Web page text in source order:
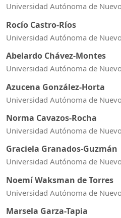
Universidad Autónoma de
Rocío Castro-Ríos
Universidad Autónoma de
Abelardo Chávez-Montes
Universidad Autónoma de
Azucena González-Horta
Universidad Autónoma de
Norma Cavazos-Rocha
Universidad Autónoma de
Graciela Granados-Guzmán
Universidad Autónoma de
Noemí Waksman de Torres
Universidad Autónoma de
Marsela Garza-Tapia